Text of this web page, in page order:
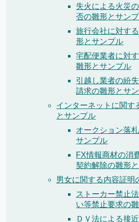
失火による火災
否の雛形とサン
旅行会社に対す
形とサンプル
宅配便業者に対
雛形とサンプル
引越し業者の紛
請求の雛形とサ
インターネットに関す
とサンプル
オークション落
サンプル
FX情報商材の消
契約解除の雛形
男女に関する内容証明
ストーカー禁止
い等禁止要求の
ＤＶ法による接